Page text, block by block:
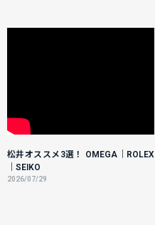
松井オススメ3選！ OMEGA｜ROLEX
｜SEIKO
2026/07/29